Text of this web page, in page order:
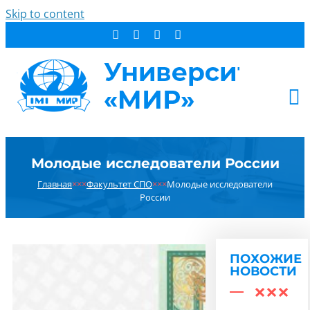
Skip to content
СТУДЕНТУ
ДОПОБРАЗОВАНИЕ
РЕЗУЛЬТАТ ПОИСКА:
Молодые исследователи России
Главная×××Факультет СПО×××Молодые исследователи
России
ПОХОЖИЕ
НОВОСТИ